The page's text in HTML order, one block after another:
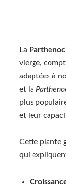
La
vierge,
adaptées à
et la
plus
et leur
Cette plante
qui